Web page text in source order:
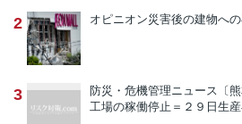
2 オピニオン災害後の建物へ
3 防災・危機管理ニュース 〔
工場の稼働停止＝２９日生